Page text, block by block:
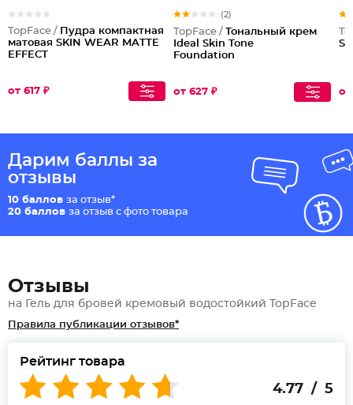
TopFace / Пудра компактная
матовая SKIN WEAR MATTE
EFFECT
от 617 ₽
(2)
TopFace / Тональный крем
Ideal Skin Tone
Foundation
от 627 ₽ от
Дарим баллы за
отзывы
10 баллов за отзыв*
20 баллов за отзыв с фото товара
Отзывы
на Гель для бровей кремовый водостойкий TopFace
Правила публикации отзывов*
Рейтинг товара
4.77 / 5